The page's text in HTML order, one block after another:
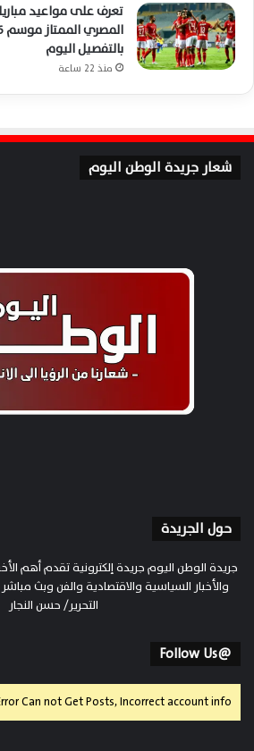
تعرف على مواعيد
بالتفصيل اليوم
منذ 22 ساعة
شعار جريدة الوطن اليوم
حول الجريدة
جريدة الوطن اليوم جريدة إلكترونية تقدم أهم
والأخبار السياسية والاقتصادية والفن وبث
التحرير/ حسن النجار
@Follow Us
Can not Get Posts, Incorrect account info.